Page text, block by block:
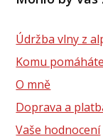
Údržba vlny z
Komu pomáháte
O mně
Doprava a
Vaše hodnocení